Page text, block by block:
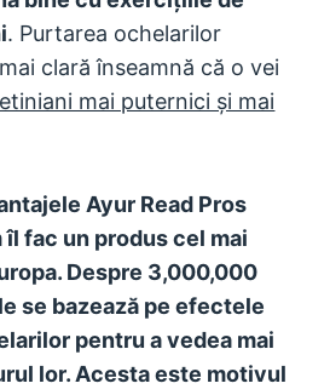
. Purtarea ochelarilor
clară înseamnă că o vei
mai puternici și mai
Ayur Read Pros
fac un produs cel mai
Despre 3,000,000
se bazează pe efectele
pentru a vedea mai
lor. Acesta este motivul